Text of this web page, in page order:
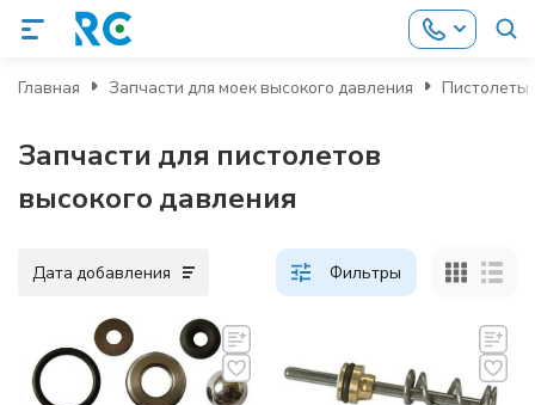
Главная Запчасти для моек высокого давления Пистолеты
Запчасти для пистолетов
высокого давления
Дата добавления Фильтры